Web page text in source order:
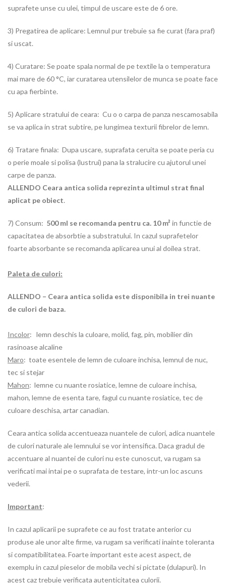
suprafete unse cu ulei, timpul de uscare este de 6 ore.
3) Pregatirea de aplicare: Lemnul pur trebuie sa fie curat (fara praf)
si uscat.
4) Curatare: Se poate spala normal de pe textile la o temperatura
mai mare de 60 °C, iar curatarea utensilelor de munca se poate face
cu apa fierbinte.
5) Aplicare stratului de ceara: Cu o o carpa de panza nescamosabila
se va aplica in strat subtire, pe lungimea texturii fibrelor de lemn.
6) Tratare finala: Dupa uscare, suprafata ceruita se poate peria cu
o perie moale si polisa (lustrui) pana la stralucire cu ajutorul unei
carpe de panza.
ALLENDO Ceara antica solida reprezinta ultimul strat final
aplicat pe obiect.
7) Consum: 500 ml se recomanda pentru ca. 10 m² in functie de
capacitatea de absorbtie a substratului. In cazul suprafetelor
foarte absorbante se recomanda aplicarea unui al doilea strat.
Paleta de culori:
ALLENDO – Ceara antica solida este disponibila in trei nuante
de culori de baza.
Incolor: lemn deschis la culoare, molid, fag, pin, mobilier din
rasinoase alcaline
Maro: toate esentele de lemn de culoare inchisa, lemnul de nuc,
tec si stejar
Mahon: lemne cu nuante rosiatice, lemne de culoare inchisa,
mahon, lemne de esenta tare, fagul cu nuante rosiatice, tec de
culoare deschisa, artar canadian.
Ceara antica solida accentueaza nuantele de culori, adica nuantele
de culori naturale ale lemnului se vor intensifica. Daca gradul de
accentuare al nuantei de culori nu este cunoscut, va rugam sa
verificati mai intai pe o suprafata de testare, intr-un loc ascuns
vederii.
Important:
In cazul aplicarii pe suprafete ce au fost tratate anterior cu
produse ale unor alte firme, va rugam sa verificati inainte toleranta
si compatibilitatea. Foarte important este acest aspect, de
exemplu in cazul pieselor de mobila vechi si pictate (dulapuri). In
acest caz trebuie verificata autenticitatea culorii.